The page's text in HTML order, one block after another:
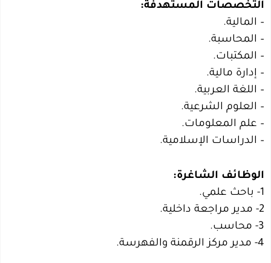
التخصصات المستهدفة:
– المالية.
– المحاسبة.
– المكتبات.
– إدارة مالية.
– اللغة العربية.
– العلوم الشرعية.
– علم المعلومات.
– الدراسات الإسلامية.
الوظائف الشاغرة:
1- باحث علمي.
2- مدير مراجعة داخلية.
3- محاسب.
4- مدير مركز الرقمنة والفهرسة.